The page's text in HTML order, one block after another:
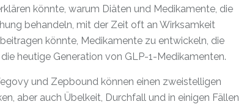
könnte, warum Diäten und Medikamente, die
behandeln, mit der Zeit oft an Wirksamkeit
könnte, Medikamente zu entwickeln, die
heutige Generation von GLP-1-Medikamenten.
und Zepbound können einen zweistelligen
aber auch Übelkeit, Durchfall und in einigen Fällen